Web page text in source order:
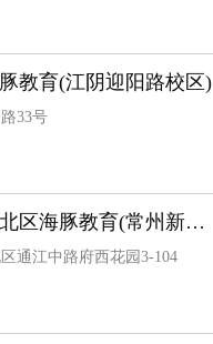
教育(江阴迎阳路校区)
33号
常州新北区海豚教育(常州新北校区)
通江中路府西花园3-104